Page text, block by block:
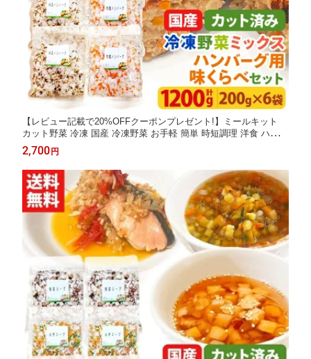
【レビュー記載で20%OFFクーポンプレゼント!】ミールキット
カット野菜 冷凍 国産 冷凍野菜 お手軽 簡単 時短調理 洋食 ハンバ
ーグ冷凍カット済み 野菜ミックス ハンバーグ用セット 味くらべ
セット（洋風3袋、和風3袋) 200g×6袋
2,700円